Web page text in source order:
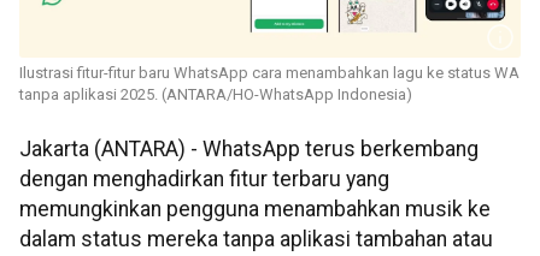
Ilustrasi fitur-fitur baru WhatsApp cara menambahkan lagu ke status WA
tanpa aplikasi 2025. (ANTARA/HO-WhatsApp Indonesia)
Jakarta (ANTARA) - WhatsApp terus berkembang
dengan menghadirkan fitur terbaru yang
memungkinkan pengguna menambahkan musik ke
dalam status mereka tanpa aplikasi tambahan atau